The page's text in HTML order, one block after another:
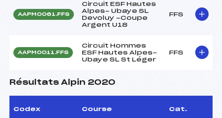
AAPM0061.FFS
Circuit ESF Hautes
Alpes- Ubaye SL
Devoluy -Coupe
Argent U18
FFS
AAPM0011.FFS
Circuit Hommes
ESF Hautes Alpes-
Ubaye SL St Léger
FFS
Résultats Alpin 2020
Codex Course Cat.